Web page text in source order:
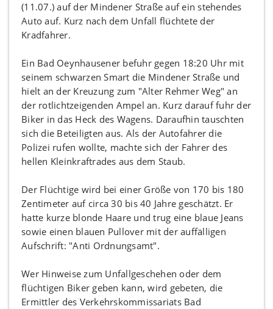
(11.07.) auf der Mindener Straße auf ein stehendes
Auto auf. Kurz nach dem Unfall flüchtete der
Kradfahrer.
Ein Bad Oeynhausener befuhr gegen 18:20 Uhr mit
seinem schwarzen Smart die Mindener Straße und
hielt an der Kreuzung zum "Alter Rehmer Weg" an
der rotlichtzeigenden Ampel an. Kurz darauf fuhr der
Biker in das Heck des Wagens. Daraufhin tauschten
sich die Beteiligten aus. Als der Autofahrer die
Polizei rufen wollte, machte sich der Fahrer des
hellen Kleinkraftrades aus dem Staub.
Der Flüchtige wird bei einer Größe von 170 bis 180
Zentimeter auf circa 30 bis 40 Jahre geschätzt. Er
hatte kurze blonde Haare und trug eine blaue Jeans
sowie einen blauen Pullover mit der auffälligen
Aufschrift: "Anti Ordnungsamt".
Wer Hinweise zum Unfallgeschehen oder dem
flüchtigen Biker geben kann, wird gebeten, die
Ermittler des Verkehrskommissariats Bad